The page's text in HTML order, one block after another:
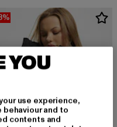
YOU
use experience,
behaviour and to
contents and